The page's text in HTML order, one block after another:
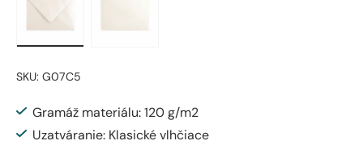
SKU: G07C5
Gramáž materiálu: 120 g/m2
Uzatváranie: Klasické vlhčiace